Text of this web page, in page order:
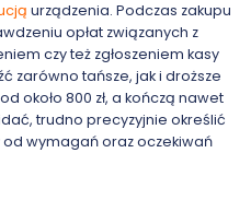
urządzenia. Podczas zakupu
opłat związanych z
czy też zgłoszeniem kasy
zarówno tańsze, jak i droższe
około 800 zł, a kończą nawet
trudno precyzyjnie określić
od wymagań oraz oczekiwań